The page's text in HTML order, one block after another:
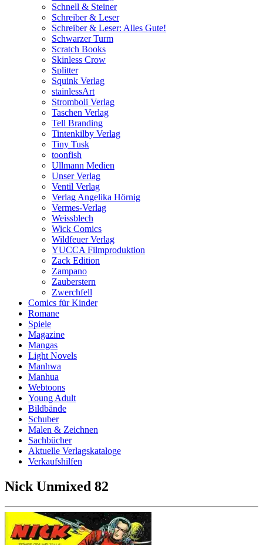
Schnell & Steiner
Schreiber & Leser
Schreiber & Leser: Alles Gute!
Schwarzer Turm
Scratch Books
Skinless Crow
Splitter
Squink Verlag
stainlessArt
Stromboli Verlag
Taschen Verlag
Tell Branding
Tintenkilby Verlag
Tiny Tusk
toonfish
Ullmann Medien
Unser Verlag
Ventil Verlag
Verlag Angelika Hörnig
Vermes-Verlag
Weissblech
Wick Comics
Wildfeuer Verlag
YUCCA Filmproduktion
Zack Edition
Zampano
Zauberstern
Zwerchfell
Comics für Kinder
Romane
Spiele
Magazine
Mangas
Light Novels
Manhwa
Manhua
Webtoons
Young Adult
Bildbände
Schuber
Malen & Zeichnen
Sachbücher
Aktuelle Verlagskataloge
Verkaufshilfen
Nick Unmixed 82